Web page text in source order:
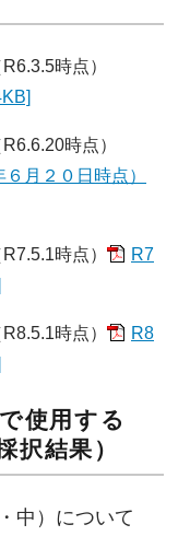
時点）
時点）
月２０日時点）
時点）
R7
時点）
R8
使用する
択結果）
中）について